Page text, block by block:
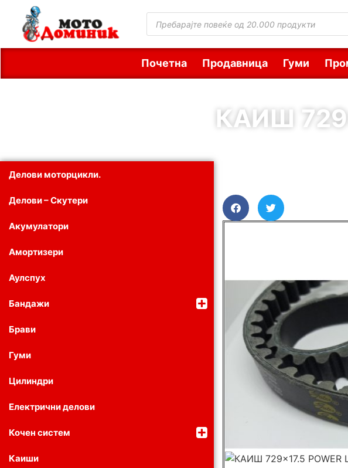
Почетна Продавница Гуми
КАИШ
Делови моторцикли.
Делови – Скутери
Акумулатори
Амортизери
Аулспух
Бандажи
Брави
Гуми
Цилиндри
Електрични делови
Кочен систем
Каиши